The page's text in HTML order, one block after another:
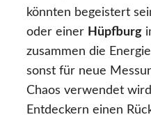
könnten begeistert
oder einer Hüpfburg
zusammen die
sonst für neue
Chaos verwendet
Entdeckern einen